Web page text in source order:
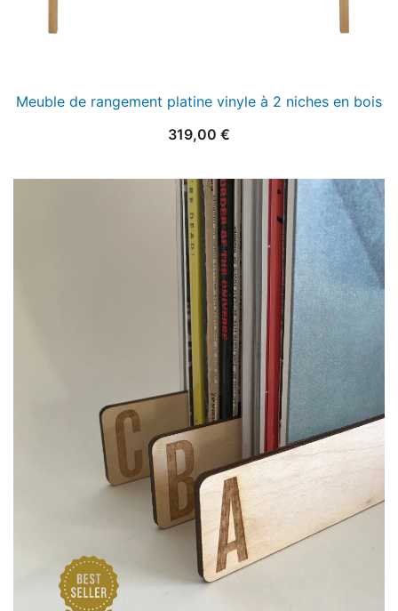
Meuble de rangement platine vinyle à 2 niches en bois
319,00 €